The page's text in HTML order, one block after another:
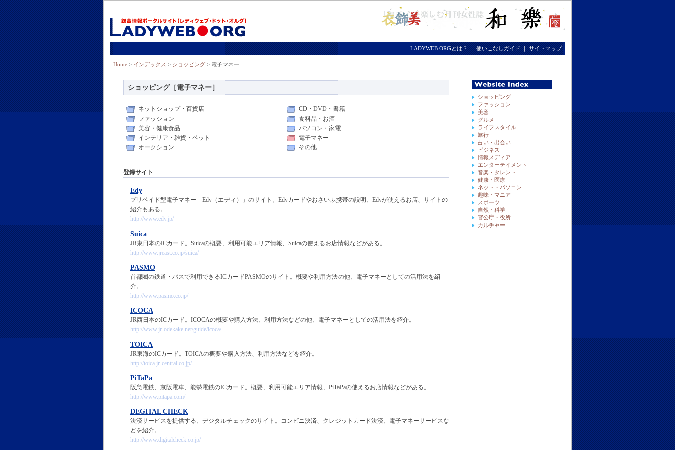
LADYWEB.ORGとは？｜使いこなしガイド｜サイトマップ
Home > インデックス > ショッピング > 電子マネー
ショッピング［電子マネー］
ネットショップ・百貨店
CD・DVD・書籍
ファッション
食料品・お酒
美容・健康食品
パソコン・家電
インテリア・雑貨・ペット
電子マネー
オークション
その他
登録サイト
Edy
プリペイド型電子マネー「Edy（エディ）」のサイト。Edyカードやおさいふ携帯の説明、Edyが使えるお店、サイトの
紹介もある。
http://www.edy.jp/
Suica
JR東日本のICカード。Suicaの概要、利用可能エリア情報、Suicaの使えるお店情報などがある。
http://www.jreast.co.jp/suica/
PASMO
首都圏の鉄道・バスで利用できるICカードPASMOのサイト。概要や利用方法の他、電子マネーとしての活用法を紹
介。
http://www.pasmo.co.jp/
ICOCA
JR西日本のICカード。ICOCAの概要や購入方法、利用方法などの他、電子マネーとしての活用法を紹介。
http://www.jr-odekake.net/guide/icoca/
TOICA
JR東海のICカード。TOICAの概要や購入方法、利用方法などを紹介。
http://toica.jr-central.co.jp/
PiTaPa
阪急電鉄、京阪電車、能勢電鉄のICカード。概要、利用可能エリア情報、PiTaPaの使えるお店情報などがある。
http://www.pitapa.com/
DEGITAL CHECK
決済サービスを提供する、デジタルチェックのサイト。コンビニ決済、クレジットカード決済、電子マネーサービスな
どを紹介。
http://www.digitalcheck.co.jp/